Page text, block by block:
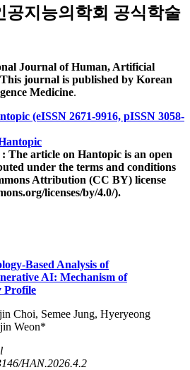
공지능의학회 공식학술
Journal of Human, Artificial
journal is published by Korean
Medicine.
(eISSN 2671-9916, pISSN 3058-
: The article on Hantopic is an open
under the terms and conditions
Attribution (CC BY) license
licenses/by/4.0/).
Based Analysis of
AI: Mechanism of
Profile
Choi, Semee Jung, Hyeryeong
Weon*
HAN.2026.4.2